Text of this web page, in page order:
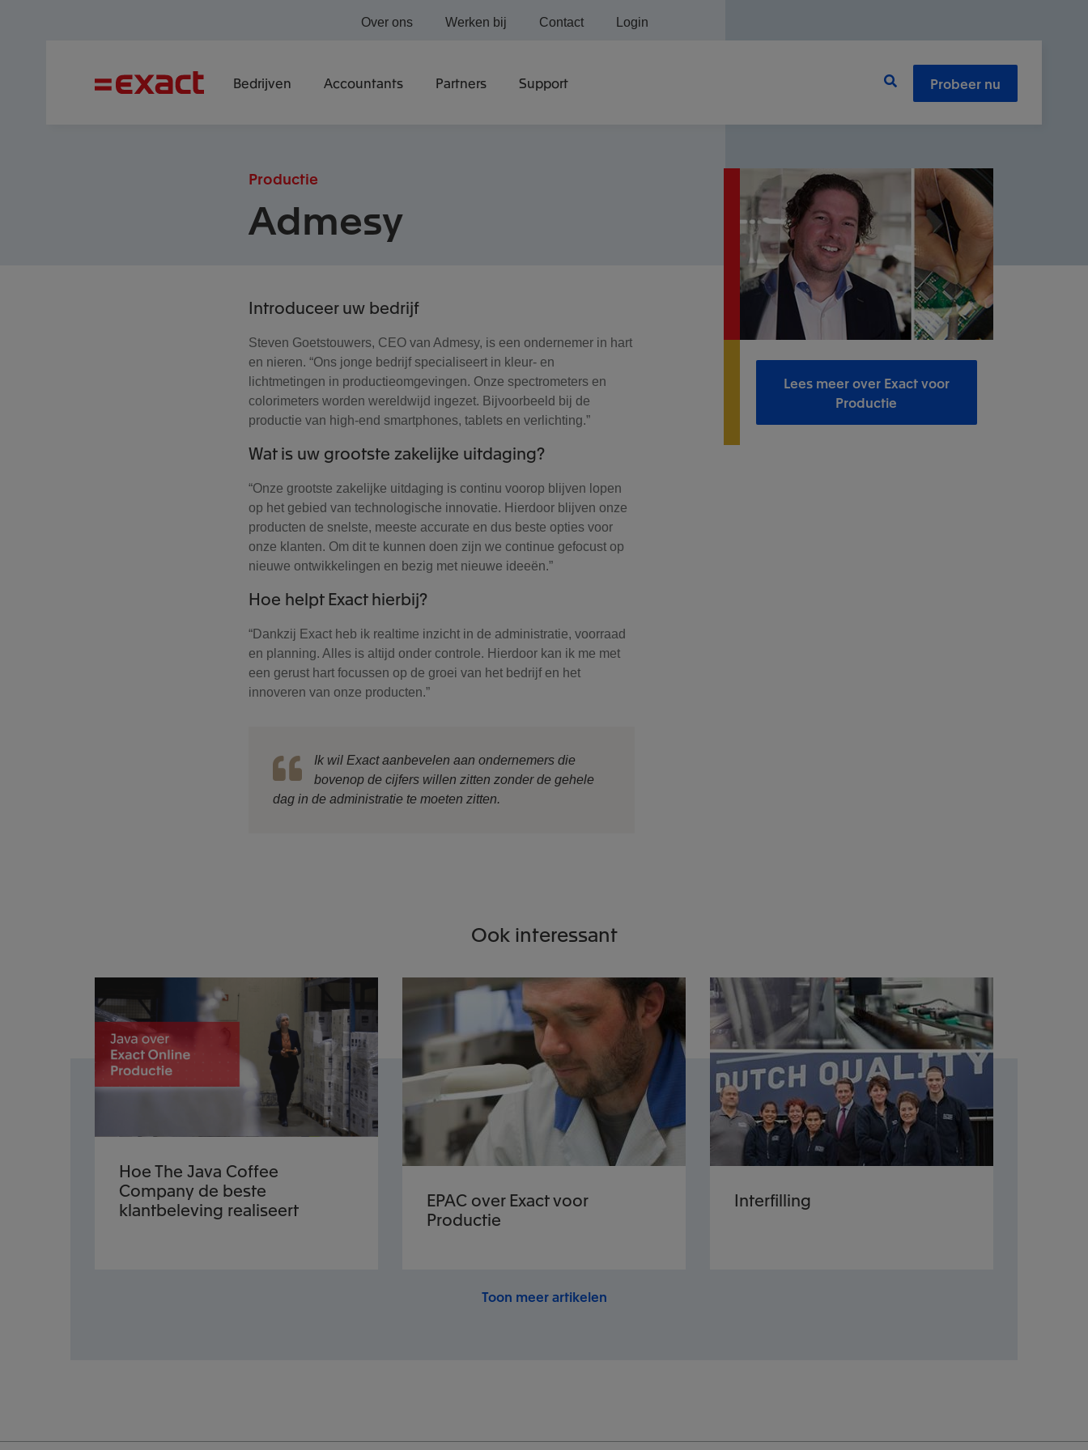
Bedrijven Accountants Partners Support Probeer nu
Over ons Werken bij Contact Login
Productie
Admesy
Introduceer uw bedrijf
Steven Goetstouwers, CEO van Admesy, is een ondernemer in hart
en nieren. “Ons jonge bedrijf specialiseert in kleur- en
lichtmetingen in productieomgevingen. Onze spectrometers en
colorimeters worden wereldwijd ingezet. Bijvoorbeeld bij de
productie van high-end smartphones, tablets en verlichting.”
Wat is uw grootste zakelijke uitdaging?
“Onze grootste zakelijke uitdaging is continu voorop blijven lopen
op het gebied van technologische innovatie. Hierdoor blijven onze
producten de snelste, meeste accurate en dus beste opties voor
onze klanten. Om dit te kunnen doen zijn we continue gefocust op
nieuwe ontwikkelingen en bezig met nieuwe ideeën.”
Hoe helpt Exact hierbij?
“Dankzij Exact heb ik realtime inzicht in de administratie, voorraad
en planning. Alles is altijd onder controle. Hierdoor kan ik me met
een gerust hart focussen op de groei van het bedrijf en het
innoveren van onze producten.”
Ik wil Exact aanbevelen aan ondernemers die
bovenop de cijfers willen zitten zonder de gehele
dag in de administratie te moeten zitten.
Lees meer over Exact voor
Productie
Ook interessant
Hoe The Java Coffee
Company de beste
klantbeleving realiseert
EPAC over Exact voor
Productie
Interfilling
Toon meer artikelen